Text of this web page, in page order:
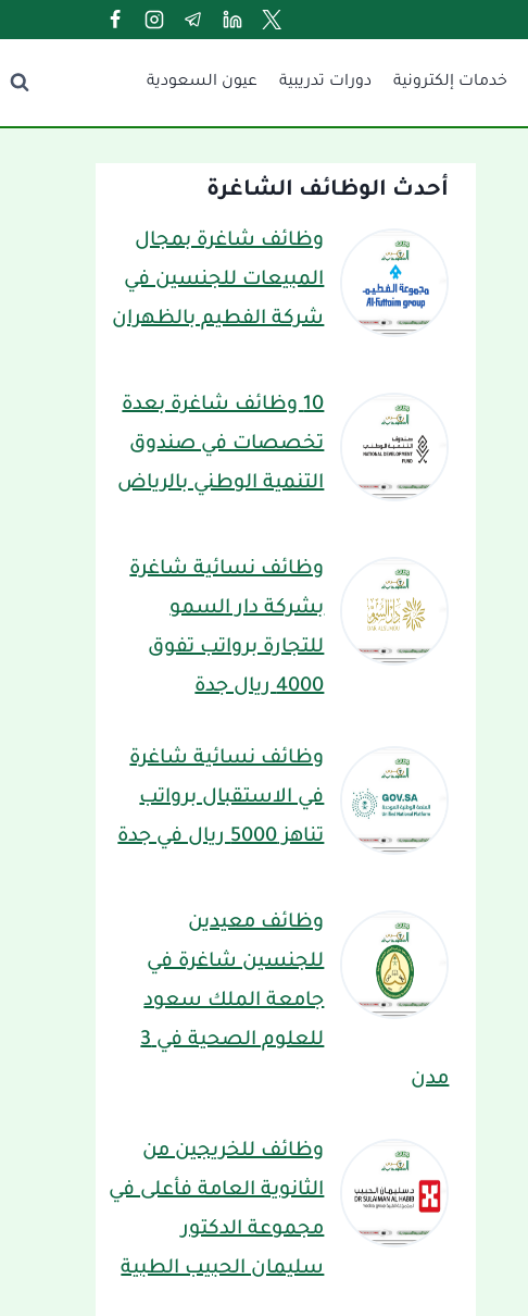
خدمات إلكترونية دورات تدريبية عيون السعودية
أحدث الوظائف الشاغرة
وظائف شاغرة بمجال
المبيعات للجنسين في
شركة الفطيم بالظهران
10 وظائف شاغرة بعدة
تخصصات في صندوق
التنمية الوطني بالرياض
وظائف نسائية شاغرة
بشركة دار السمو
للتجارة برواتب تفوق
4000 ريال جدة
وظائف نسائية شاغرة
في الاستقبال برواتب
تناهز 5000 ريال في جدة
وظائف معيدين
للجنسين شاغرة في
جامعة الملك سعود
للعلوم الصحية في 3
مدن
وظائف للخريجين من
الثانوية العامة فأعلى في
مجموعة الدكتور
سليمان الحبيب الطبية